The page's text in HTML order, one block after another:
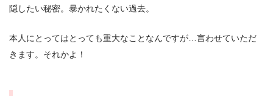
隠したい秘密。暴かれたくない過去。
本人にとってはとっても重大なことなんですが…言わせていただ
きます。それかよ！